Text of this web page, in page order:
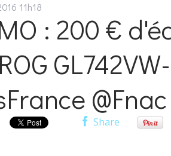
11h18
: 200 €
@Fnac
Share